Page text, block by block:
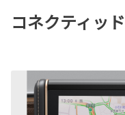
コネクティッド